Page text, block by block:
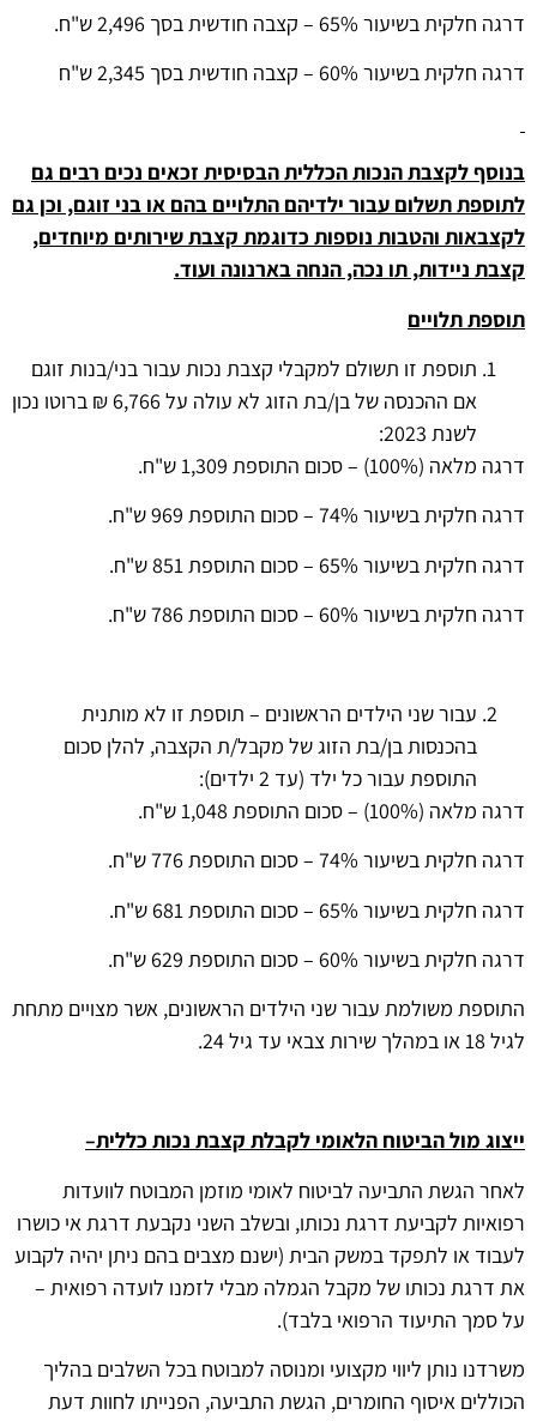
דרגה חלקית בשיעור 65% – קצבה חודשית בסך 2,496 ש"ח.
דרגה חלקית בשיעור 60% – קצבה חודשית בסך 2,345 ש"ח
בנוסף לקצבת הנכות הכללית הבסיסית זכאים נכים רבים גם
לתוספת תשלום עבור ילדיהם התלויים בהם או בני זוגם, וכן גם
לקצבאות והטבות נוספות כדוגמת קצבת שירותים מיוחדים,
קצבת ניידות, תו נכה, הנחה בארנונה ועוד.
תוספת תלויים
תוספת זו תשולם למקבלי קצבת נכות עבור בני/בנות זוגם
אם ההכנסה של בן/בת הזוג לא עולה על 6,766 ₪ ברוטו נכון
לשנת 2023:
דרגה מלאה (100%) – סכום התוספת 1,309 ש"ח.
דרגה חלקית בשיעור 74% – סכום התוספת 969 ש"ח.
דרגה חלקית בשיעור 65% – סכום התוספת 851 ש"ח.
דרגה חלקית בשיעור 60% – סכום התוספת 786 ש"ח.
עבור שני הילדים הראשונים – תוספת זו לא מותנית
בהכנסות בן/בת הזוג של מקבל/ת הקצבה, להלן סכום
התוספת עבור כל ילד (עד 2 ילדים):
דרגה מלאה (100%) – סכום התוספת 1,048 ש"ח.
דרגה חלקית בשיעור 74% – סכום התוספת 776 ש"ח.
דרגה חלקית בשיעור 65% – סכום התוספת 681 ש"ח.
דרגה חלקית בשיעור 60% – סכום התוספת 629 ש"ח.
התוספת משולמת עבור שני הילדים הראשונים, אשר מצויים מתחת
לגיל 18 או במהלך שירות צבאי עד גיל 24.
ייצוג מול הביטוח הלאומי לקבלת קצבת נכות כללית–
לאחר הגשת התביעה לביטוח לאומי מוזמן המבוטח לוועדות
רפואיות לקביעת דרגת נכותו, ובשלב השני נקבעת דרגת אי כושרו
לעבוד או לתפקד במשק הבית (ישנם מצבים בהם ניתן יהיה לקבוע
את דרגת נכותו של מקבל הגמלה מבלי לזמנו לועדה רפואית –
על סמך התיעוד הרפואי בלבד).
משרדנו נותן ליווי מקצועי ומנוסה למבוטח בכל השלבים בהליך
הכוללים איסוף החומרים, הגשת התביעה, הפנייתו לחוות דעת